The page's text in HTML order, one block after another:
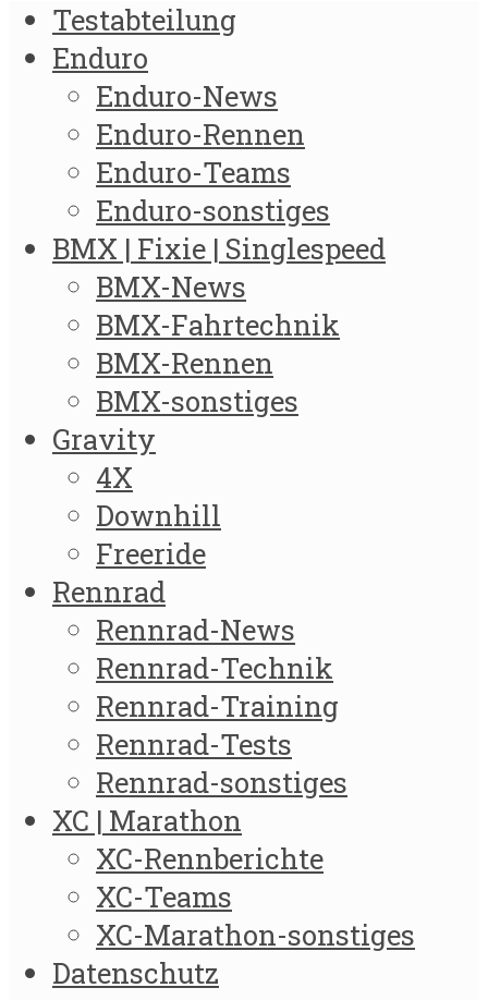
Testabteilung
Enduro
Enduro-News
Enduro-Rennen
Enduro-Teams
Enduro-sonstiges
BMX | Fixie | Singlespeed
BMX-News
BMX-Fahrtechnik
BMX-Rennen
BMX-sonstiges
Gravity
4X
Downhill
Freeride
Rennrad
Rennrad-News
Rennrad-Technik
Rennrad-Training
Rennrad-Tests
Rennrad-sonstiges
XC | Marathon
XC-Rennberichte
XC-Teams
XC-Marathon-sonstiges
Datenschutz